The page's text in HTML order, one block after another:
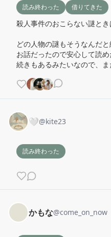
読み終わった 借りてきた
殺人事件のおこらない謎とき
どの人物の謎もそうなんだ
お話だったので安心して読め
続きもあるみたいなので、
🤍@kite23
読み終わった
かもな@come_on_now